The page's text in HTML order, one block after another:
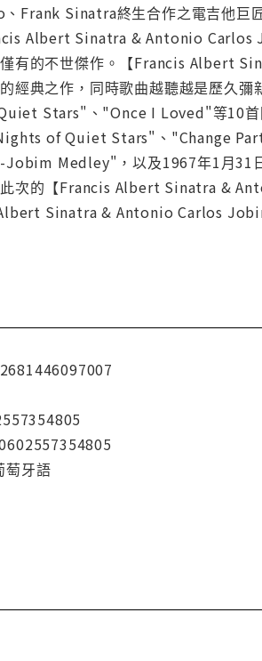
Frank Sinatra終生合作之電吉他巨
Albert Sinatra & Antonio Carlos
有的不世傑作。【Francis Albert
經典之作，同時歌曲越聽越是歷
Stars"、"Once I Loved"等10首
of Quiet Stars"、"Change
Medley"，以及1967年1月31
次的【Francis Albert Sinatra &
Sinatra & Antonio Carlos
萄牙語